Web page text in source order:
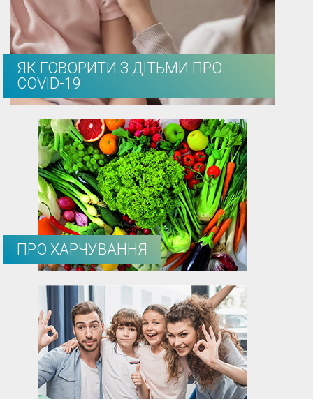
ЯК ГОВОРИТИ З ДІТЬМИ ПРО
COVID-19
ПРО ХАРЧУВАННЯ